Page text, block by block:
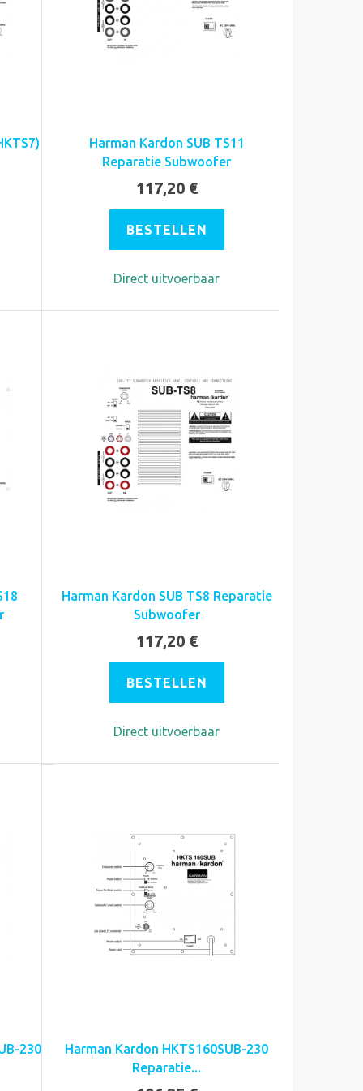
Harman Kardon SUB TS11
Reparatie Subwoofer
117,20 €
BESTELLEN
Direct uitvoerbaar
Harman Kardon SUB TS8 Reparatie
Subwoofer
117,20 €
BESTELLEN
Direct uitvoerbaar
230
Harman Kardon HKTS160SUB-230
Reparatie...